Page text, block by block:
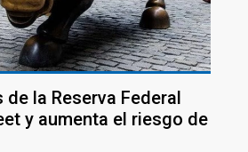
la Reserva Federal
y aumenta el riesgo de